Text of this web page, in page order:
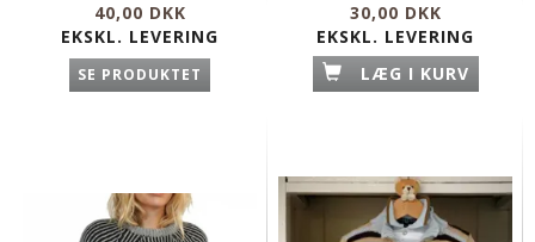
40,00 DKK
EKSKL. LEVERING
SE PRODUKTET
30,00 DKK
EKSKL. LEVERING
LÆG I KURV